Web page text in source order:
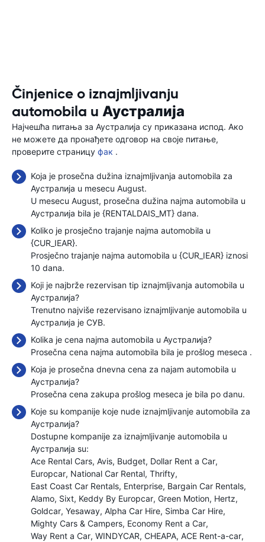
Činjenice o iznajmljivanju
automobila u Аустралија
Најчешћа питања за Аустралија су приказана испод. Ако
не можете да пронађете одговор на своје питање,
проверите страницу фак .
Koja je prosečna dužina iznajmljivanja automobila za
Аустралија u mesecu August.
U mesecu August, prosečna dužina najma automobila u
Аустралија bila je {RENTALDAIS_MT} dana.
Koliko je prosječno trajanje najma automobila u
{CUR_IEAR}.
Prosječno trajanje najma automobila u {CUR_IEAR} iznosi
10 dana.
Koji je najbrže rezervisan tip iznajmljivanja automobila u
Аустралија?
Trenutno najviše rezervisano iznajmljivanje automobila u
Аустралија je СУВ.
Kolika je cena najma automobila u Аустралија?
Prosečna cena najma automobila bila je prošlog meseca .
Koja je prosečna dnevna cena za najam automobila u
Аустралија?
Prosečna cena zakupa prošlog meseca je bila po danu.
Koje su kompanije koje nude iznajmljivanje automobila za
Аустралија?
Dostupne kompanije za iznajmljivanje automobila u
Аустралија su:
Ace Rental Cars Avis Budget Dollar Rent a Car
Europcar National Car Rental Thrifty
East Coast Car Rentals Enterprise Bargain Car Rentals
Alamo Sixt Keddy By Europcar Green Motion Hertz
Goldcar Yesaway Alpha Car Hire Simba Car Hire
Mighty Cars & Campers Economy Rent a Car
Way Rent a Car WINDYCAR CHEAPA ACE Rent-a-car